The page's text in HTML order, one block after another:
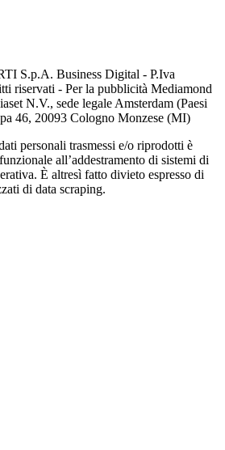
S.p.A. Business Digital - P.Iva
riservati - Per la pubblicità Mediamond
N.V., sede legale Amsterdam (Paesi
46, 20093 Cologno Monzese (MI)
personali trasmessi e/o riprodotti è
all’addestramento di sistemi di
È altresì fatto divieto espresso di
di data scraping.